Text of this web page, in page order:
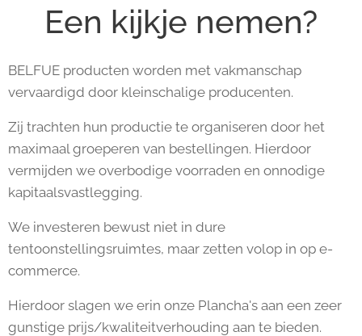
Een kijkje nemen?
BELFUE producten worden met vakmanschap
vervaardigd door kleinschalige producenten.
Zij trachten hun productie te organiseren door het
maximaal groeperen van bestellingen. Hierdoor
vermijden we overbodige voorraden en onnodige
kapitaalsvastlegging.
We investeren bewust niet in dure
tentoonstellingsruimtes, maar zetten volop in op e-
commerce.
Hierdoor slagen we erin onze Plancha's aan een zeer
gunstige prijs/kwaliteitverhouding aan te bieden.